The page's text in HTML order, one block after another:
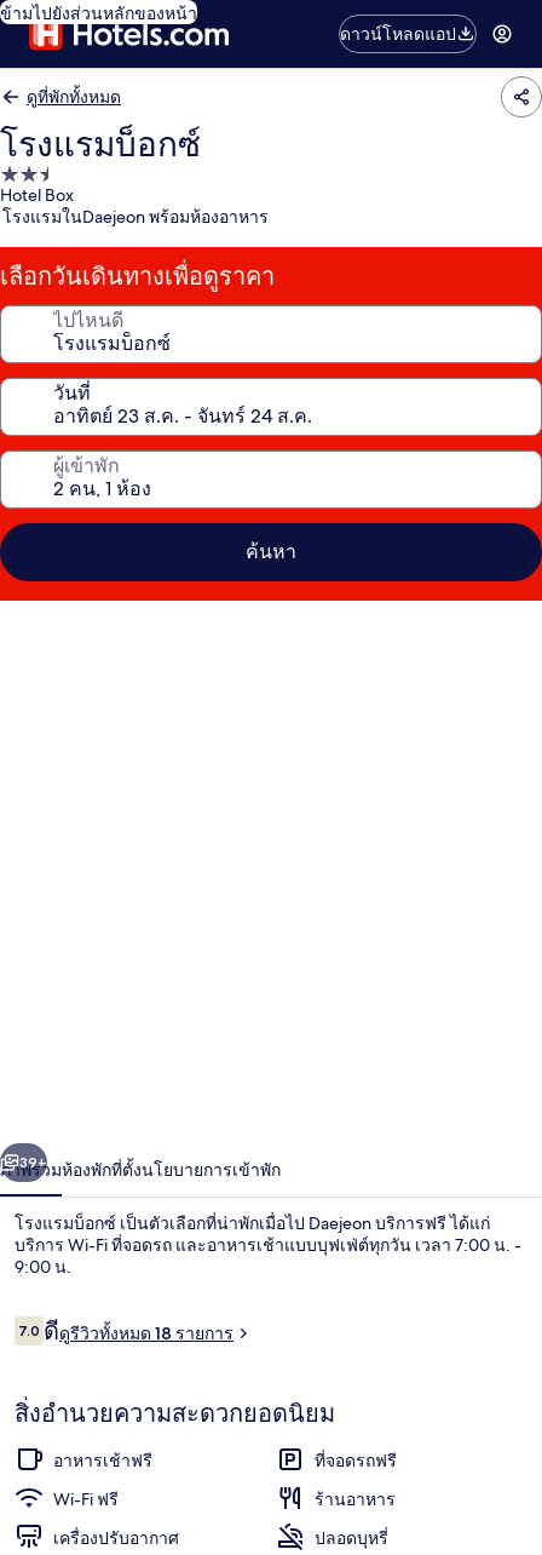
ข้ามไปยังส่วนหลักของหน้า
ดาวน์โหลดแอป
ดูที่พักทั้งหมด
โรงแรมบ็อกซ์
ที่พัก
2.5
Hotel Box
โรงแรมในDaejeon พร้อมห้องอาหาร
เลือกวันเดินทางเพื่อดูราคา
ไปไหนดี
วันที่
ผู้เข้าพัก
ค้นหา
บริเวณภายนอก
า
ถัดไป
39+
ภาพรวมห้องพักที่ตั้งนโยบายการเข้าพัก
โรงแรมบ็อกซ์ เป็นตัวเลือกที่น่าพักเมื่อไป Daejeon บริการฟรี ได้แก่
บริการ Wi-Fi ที่จอดรถ และอาหารเช้าแบบบุฟเฟ่ต์ทุกวัน เวลา 7:00 น. -
9:00 น.
รีวิว
7.07.0 จาก 10
ดีดูรีวิวทั้งหมด 18 รายการ
สิ่งอำนวยความสะดวกยอดนิยม
อาหารเช้าฟรี
ที่จอดรถฟรี
Wi-Fi ฟรี
ร้านอาหาร
เครื่องปรับอากาศ
ปลอดบุหรี่